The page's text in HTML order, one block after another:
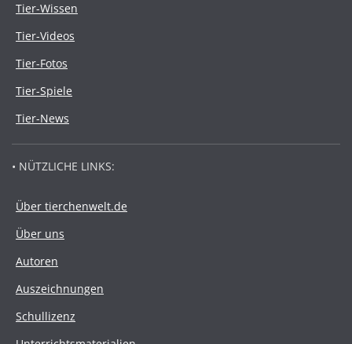
Tier-Wissen
Tier-Videos
Tier-Fotos
Tier-Spiele
Tier-News
• NÜTZLICHE LINKS:
Über tierchenwelt.de
Über uns
Autoren
Auszeichnungen
Schullizenz